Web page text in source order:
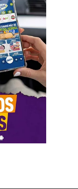
por sí solos
el cuadro.
gastronómicos,
Otro
con una
señaló que
También
condiciones
impone el